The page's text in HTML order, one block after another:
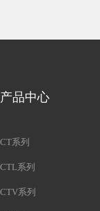
产品中心
CT系列
CTL系列
CTV系列